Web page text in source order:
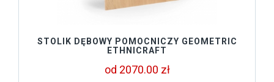
STOLIK DĘBOWY POMOCNICZY GEOMETRIC
ETHNICRAFT
od 2070.00 zł